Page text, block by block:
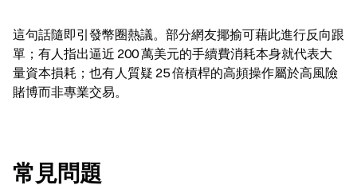
這句話隨即引發幣圈熱議。部分網友揶揄可藉此進行反向跟
單；有人指出逼近 200 萬美元的手續費消耗本身就代表大
量資本損耗；也有人質疑 25 倍槓桿的高頻操作屬於高風險
賭博而非專業交易。
常見問題